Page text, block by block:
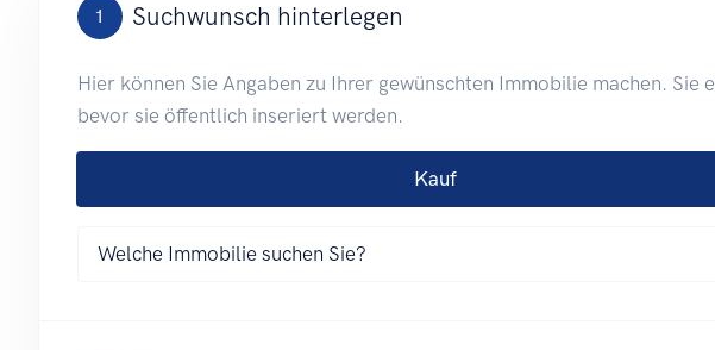
1 Suchwunsch hinterlegen
Hier können Sie Angaben zu Ihrer gewünschten Immobilie machen.
bevor sie öffentlich inseriert werden.
Kauf